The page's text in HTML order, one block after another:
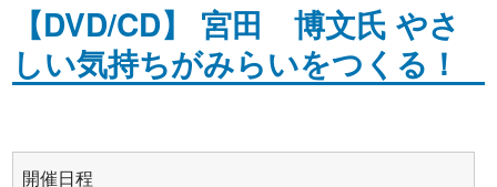
【DVD/CD】 宮田 博文氏 やさ
しい気持ちがみらいをつくる！
開催日程